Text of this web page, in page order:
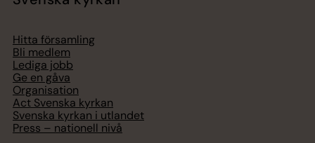
Hitta församling
Bli medlem
Lediga jobb
Ge en gåva
Organisation
Act Svenska kyrkan
Svenska kyrkan i utlandet
Press – nationell nivå